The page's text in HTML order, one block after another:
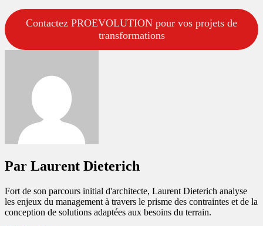
Contactez PROEVOLUTION pour vos projets de
transformations
Par Laurent Dieterich
Fort de son parcours initial d'architecte, Laurent Dieterich analyse
les enjeux du management à travers le prisme des contraintes et de la
conception de solutions adaptées aux besoins du terrain.